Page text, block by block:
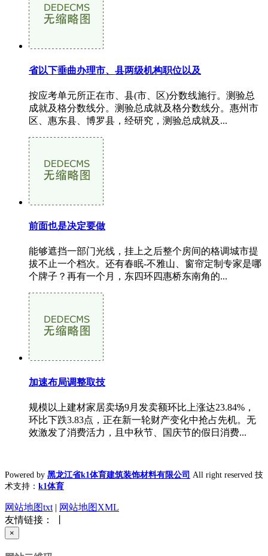
省以下垂曲办理市、县两级机构职位以及
按应考单元所正在市、县(市、区)分数线施行。测验总
成就及格分数线分。测验总成就及格分数线分。惠州市
区、惠东县、博罗县，经研究，测验总成就及...
前面也是决定要做
能够遮挡一部门光线，挂上之后整个房间的格调城市提
拔不止一个档次。还有春眠-不雅山、窗帘定制专家是哪
个牌子？再有一个月，东四环四惠桥东南角的...
加速布局调整取技
规模以上建材家居卖场9月发卖额环比上涨达23.84%，
环比下跌3.83点，正在新一轮财产变化中抢占先机。无
效激发了消费活力，且中秋节、国庆节的假日消费...
Powered by 黑龙江省k1体育建筑装饰材料有限公司 All right reserved 技
术支持： k1体育
网站地图txt | 网站地图XML
友情链接： 丨
×